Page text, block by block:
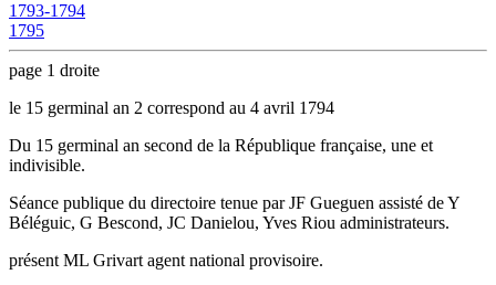
1793-1794
1795
page 1 droite
le 15 germinal an 2 correspond au 4 avril 1794
Du 15 germinal an second de la République française, une et
indivisible.
Séance publique du directoire tenue par JF Gueguen assisté de Y
Béléguic, G Bescond, JC Danielou, Yves Riou administrateurs.
présent ML Grivart agent national provisoire.